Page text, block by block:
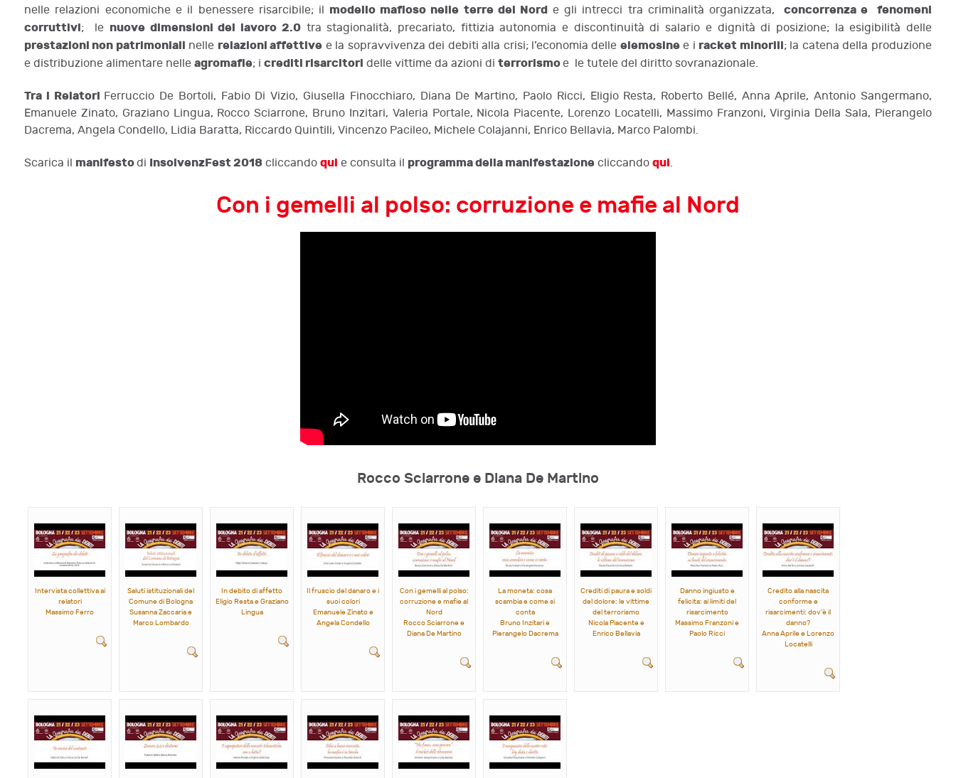
nelle relazioni economiche e il benessere risarcibile; il modello mafioso nelle terre del Nord e gli intrecci tra criminalità organizzata, concorrenza e fenomeni
corruttivi; le nuove dimensioni del lavoro 2.0tra stagionalità, precariato, fittizia autonomia e discontinuità di salario e dignità di posizione; la esigibilità delle
prestazioni non patrimoniali nelle relazioni affettive e la sopravvivenza dei debiti alla crisi; l’economia delle elemosinee i racket minorili; la catena della produzione
e distribuzione alimentare nelle agromafie; i crediti risarcitori delle vittime da azioni di terrorismoe le tutele del diritto sovranazionale.
Tra i Relatori Ferruccio De Bortoli, Fabio Di Vizio, Giusella Finocchiaro, Diana De Martino, Paolo Ricci, Eligio Resta, Roberto Bellé, Anna Aprile, Antonio Sangermano,
Emanuele Zinato, Graziano Lingua, Rocco Sciarrone, Bruno Inzitari, Valeria Portale, Nicola Piacente, Lorenzo Locatelli, Massimo Franzoni, Virginia Della Sala, Pierangelo
Dacrema, Angela Condello, Lidia Baratta, Riccardo Quintili, Vincenzo Pacileo, Michele Colajanni, Enrico Bellavia, Marco Palombi.
Scarica il manifestodi InsolvenzFest 2018 cliccando qui e consulta il programma della manifestazione cliccando qui.
Con i gemelli al polso: corruzione e mafie al Nord
Rocco Sciarrone e Diana De Martino
Intervista collettiva ai
relatori
Massimo Ferro
Saluti istituzionali del
Comune di Bologna
Susanna Zaccaria e
Marco Lombardo
In debito di affetto
Eligio Resta e Graziano
Lingua
Il fruscio del danaro e i
suoi colori
Emanuele Zinato e
Angela Condello
Con i gemelli al polso:
corruzione e mafie al
Nord
Rocco Sciarrone e
Diana De Martino
La moneta: cosa
scambia e come si
conta
Bruno Inzitari e
Pierangelo Dacrema
Crediti di paura e soldi
del dolore: le vittime
del terrorismo
Nicola Piacente e
Enrico Bellavia
Danno ingiusto e
felicita: ai limiti del
risarcimento
Massimo Franzoni e
Paolo Ricci
Credito alla nascita
conforme e
risarcimenti: dov'è il
danno?
Anna Aprile e Lorenzo
Locatelli